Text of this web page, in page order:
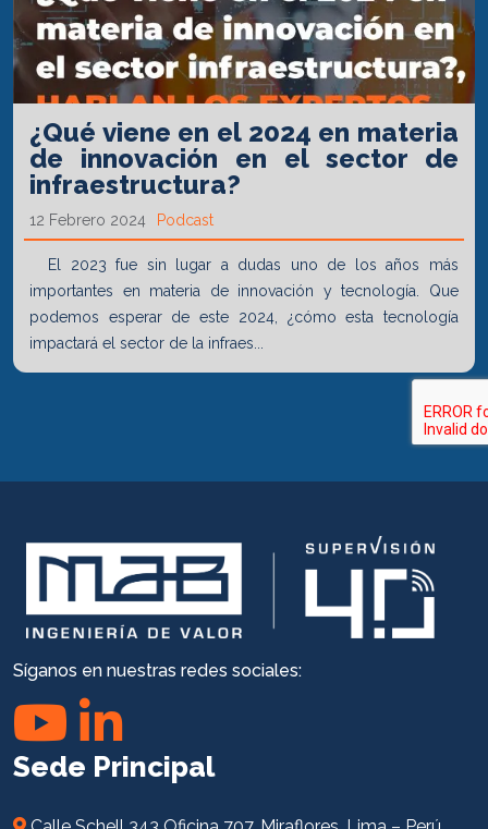
¿Qué viene en el 2024 en materia
de innovación en el sector de
infraestructura?
12 Febrero 2024 Podcast
El 2023 fue sin lugar a dudas uno de los años más
importantes en materia de innovación y tecnología. Que
podemos esperar de este 2024, ¿cómo esta tecnología
impactará el sector de la infraes...
Síganos en nuestras redes sociales:
Sede Principal